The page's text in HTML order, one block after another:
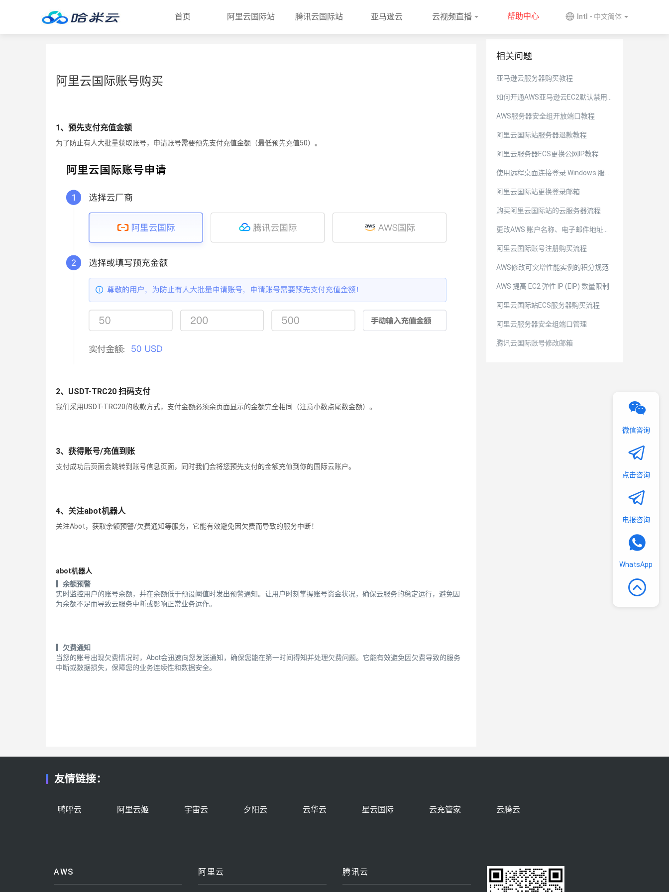
首页 阿里云国际站 腾讯云国际站 亚马逊云 云视频直播 帮助中心 Intl - 中文简体
微信咨询
点击咨询
电报咨询
WhatsApp
阿里云国际账号购买
1、预先支付充值金额
为了防止有人大批量获取账号，申请账号需要预先支付充值金额（最低预先充值50）。
2、USDT-TRC20 扫码支付
我们采用USDT-TRC20的收款方式，支付金额必须余页面显示的金额完全相同（注意小数点尾数金额）。
3、获得账号/充值到账
支付成功后页面会跳转到账号信息页面，同时我们会将您预先支付的金额充值到你的国际云账户。
4、关注abot机器人
关注Abot，获取余额预警/欠费通知等服务，它能有效避免因欠费而导致的服务中断！
abot机器人
▎余额预警
实时监控用户的账号余额，并在余额低于预设阈值时发出预警通知。让用户时刻掌握账号资金状况，确保云服务的稳定运行，避免因
为余额不足而导致云服务中断或影响正常业务运作。
▎欠费通知
当您的账号出现欠费情况时，Abot会迅速向您发送通知，确保您能在第一时间得知并处理欠费问题。它能有效避免因欠费导致的服务
中断或数据损失，保障您的业务连续性和数据安全。
相关问题
亚马逊云服务器购买教程
如何开通AWS亚马逊云EC2默认禁用
的区域
AWS服务器安全组开放端口教程
阿里云国际站服务器退款教程
阿里云服务器ECS更换公网IP教程
使用远程桌面连接登录 Windows 服务
器
阿里云国际站更换登录邮箱
购买阿里云国际站的云服务器流程
更改AWS 账户名称、电子邮件地址或
密码
阿里云国际账号注册购买流程
AWS修改可突增性能实例的积分规范
AWS 提高 EC2 弹性 IP (EIP) 数量限制
阿里云国际站ECS服务器购买流程
阿里云服务器安全组端口管理
腾讯云国际账号修改邮箱
友情链接：
鸭呼云 阿里云姬 宇宙云 夕阳云 云华云 星云国际 云充管家 云腾云
AWS 阿里云 腾讯云